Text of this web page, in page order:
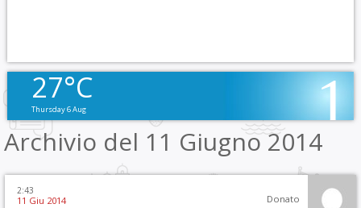
27°C
Thursday 6 Aug
Archivio del 11 Giugno 2014
2:43
11 Giu 2014 Donato